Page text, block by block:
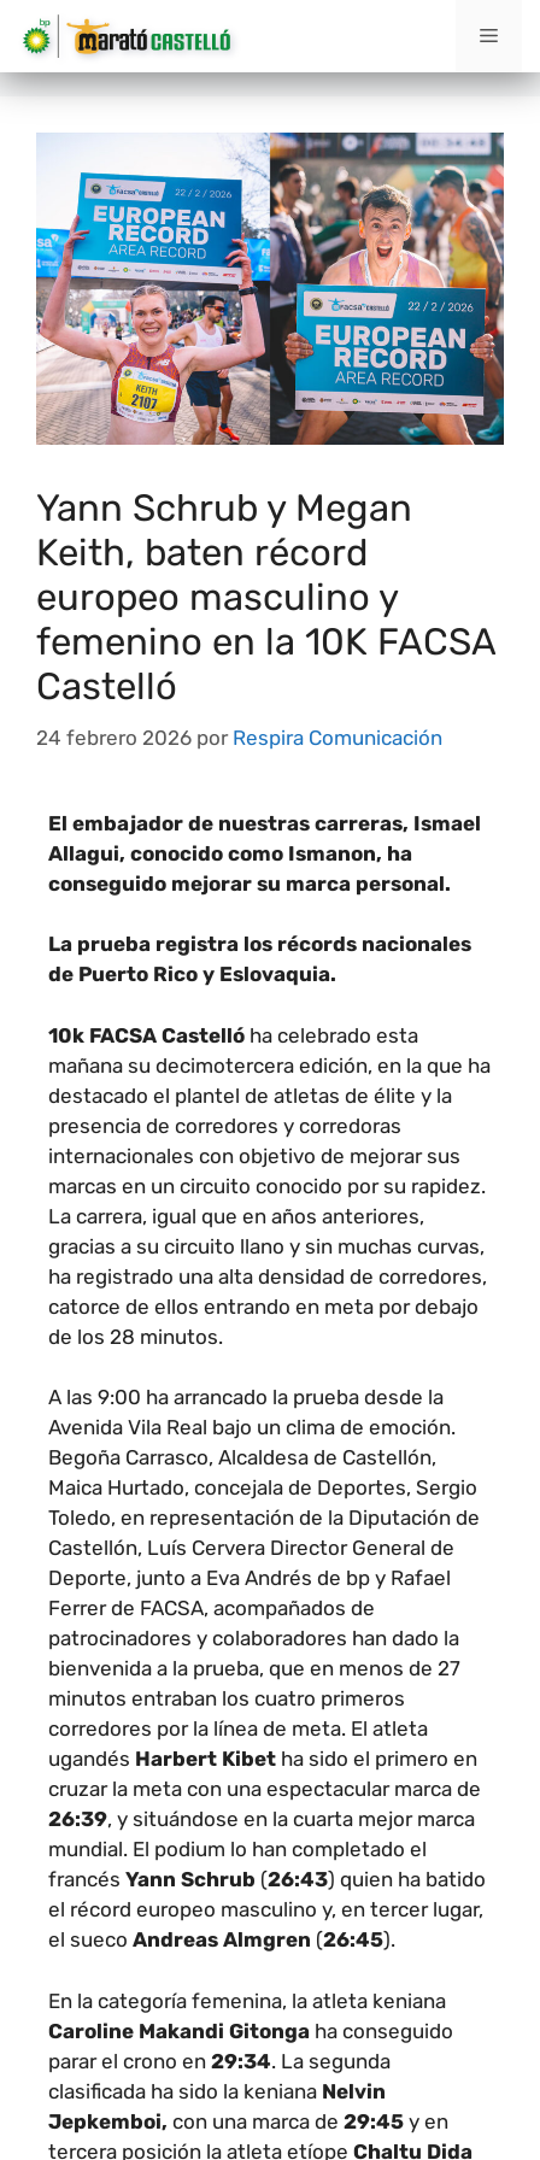
Yann Schrub y Megan
Keith, baten récord
europeo masculino y
femenino en la 10K FACSA
Castelló
24 febrero 2026 por Respira Comunicación
El embajador de nuestras carreras, Ismael
Allagui, conocido como Ismanon, ha
conseguido mejorar su marca personal.
La prueba registra los récords nacionales
de Puerto Rico y Eslovaquia.
10k FACSA Castelló ha celebrado esta
mañana su decimotercera edición, en la que ha
destacado el plantel de atletas de élite y la
presencia de corredores y corredoras
internacionales con objetivo de mejorar sus
marcas en un circuito conocido por su rapidez.
La carrera, igual que en años anteriores,
gracias a su circuito llano y sin muchas curvas,
ha registrado una alta densidad de corredores,
catorce de ellos entrando en meta por debajo
de los 28 minutos.
A las 9:00 ha arrancado la prueba desde la
Avenida Vila Real bajo un clima de emoción.
Begoña Carrasco, Alcaldesa de Castellón,
Maica Hurtado, concejala de Deportes, Sergio
Toledo, en representación de la Diputación de
Castellón, Luís Cervera Director General de
Deporte, junto a Eva Andrés de bp y Rafael
Ferrer de FACSA, acompañados de
patrocinadores y colaboradores han dado la
bienvenida a la prueba, que en menos de 27
minutos entraban los cuatro primeros
corredores por la línea de meta. El atleta
ugandés Harbert Kibet ha sido el primero en
cruzar la meta con una espectacular marca de
26:39, y situándose en la cuarta mejor marca
mundial. El podium lo han completado el
francés Yann Schrub (26:43) quien ha batido
el récord europeo masculino y, en tercer lugar,
el sueco Andreas Almgren (26:45).
En la categoría femenina, la atleta keniana
Caroline Makandi Gitonga ha conseguido
parar el crono en 29:34. La segunda
clasificada ha sido la keniana Nelvin
Jepkemboi, con una marca de 29:45 y en
tercera posición la atleta etíope Chaltu Dida